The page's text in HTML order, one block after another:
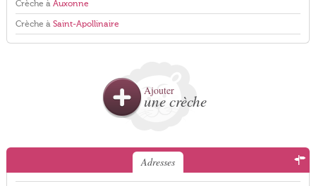
Crèche à Auxonne
Crèche à Saint-Apollinaire
Ajouter
une crèche
Adresses